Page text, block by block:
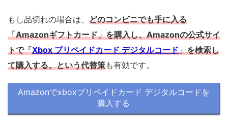
もし品切れの場合は、 どのコンビニでも手に入る
「Amazonギフトカード」を購入し、Amazonの公式サイ
トで「Xbox プリペイドカード デジタルコード」を検索し
て購入する、という代替策も有効です。
Amazonでxboxプリペイドカード デジタルコードを
購入する